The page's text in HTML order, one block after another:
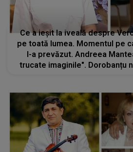
Ce a ieșit la iveală despre
pe toată lumea. Momentul pe
l-a prevăzut. Andreea
trucate imaginile". Dorobanțu